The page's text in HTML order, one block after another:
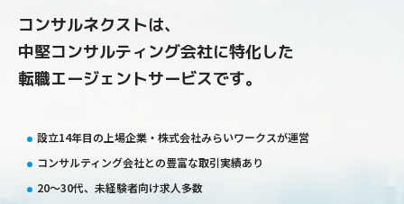
コンサルネクストは、
中堅コンサルティング会社に特化した
転職エージェントサービスです。
設立14年目の上場企業・株式会社みらいワークスが運営
コンサルティング会社との豊富な取引実績あり
20〜30代、未経験者向け求人多数